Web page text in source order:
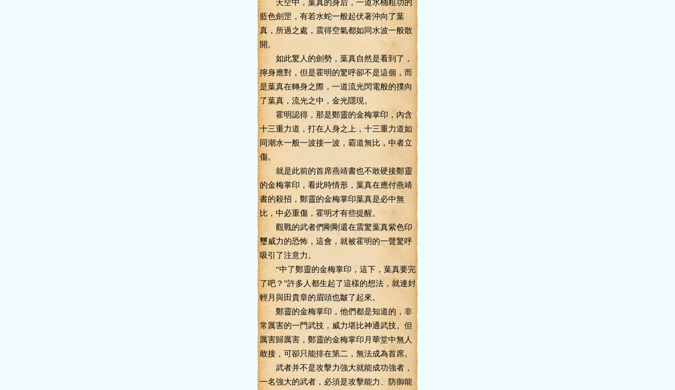
天空中，葉真的身后，一道水桶粗功的
藍色劍罡，有若水蛇一般起伏著沖向了葉
真，所過之處，震得空氣都如同水波一般散
開。
如此驚人的劍勢，葉真自然是看到了，
擰身應對，但是霍明的驚呼卻不是這個，而
是葉真在轉身之際，一道流光閃電般的撲向
了葉真，流光之中，金光隱現。
霍明認得，那是鄭靈的金梅掌印，內含
十三重力道，打在人身之上，十三重力道如
同潮水一般一波接一波，霸道無比，中者立
傷。
就是此前的首席燕靖書也不敢硬接鄭靈
的金梅掌印，看此時情形，葉真在應付燕靖
書的殺招，鄭靈的金梅掌印葉真是必中無
比，中必重傷，霍明才有些提醒。
觀戰的武者們剛剛還在震驚葉真紫色印
璽威力的恐怖，這會，就被霍明的一聲驚呼
吸引了注意力。
“中了鄭靈的金梅掌印，這下，葉真要完
了吧？”許多人都生起了這樣的想法，就連封
輕月與田貴章的眉頭也皺了起來。
鄭靈的金梅掌印，他們都是知道的，非
常厲害的一門武技，威力堪比神通武技。但
厲害歸厲害，鄭靈的金梅掌印月華堂中無人
敢接，可卻只能排在第二，無法成為首席。
武者并不是攻擊力強大就能成功強者，
一名強大的武者，必須是攻擊能力、防御能